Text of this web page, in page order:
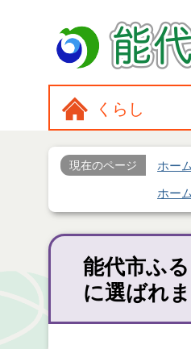
くらし
現在のページ ホーム
ホーム
能代市ふ
に選ばれ